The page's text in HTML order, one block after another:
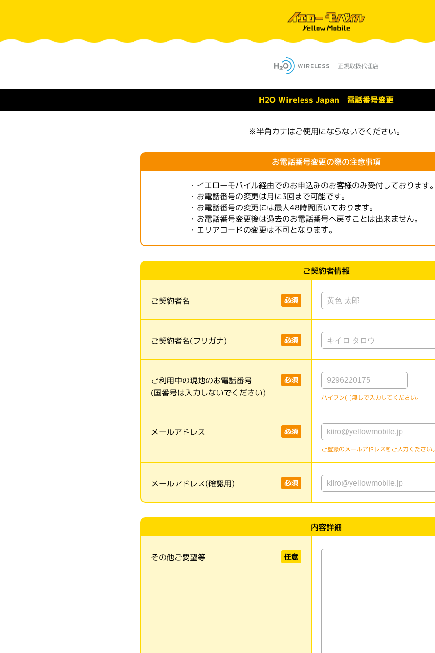
H2O Wireless Japan 電話番号変更
※半角カナはご使用にならないでください。
お電話番号変更の際の注意事項
・イエローモバイル経由でのお申込みのお客様のみ受付しております
・お電話番号の変更は月に3回まで可能です。
・お電話番号の変更には最大48時間頂いております。
・お電話番号変更後は過去のお電話番号へ戻すことは出来ません。
・エリアコードの変更は不可となります。
ご契約者情報
ご契約者名 必須
ご契約者名(フリガナ) 必須
ご利用中の現地のお電話番号
(国番号は入力しないでください)
必須
ハイフン(-)無しで入力してください。
メールアドレス 必須
ご登録のメールアドレスをご入力ください
メールアドレス(確認用) 必須
内容詳細
その他ご要望等 任意